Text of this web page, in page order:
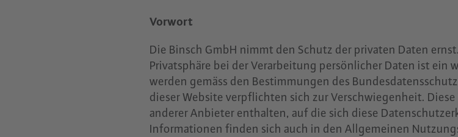
Vorwort
Die Binsch GmbH nimmt den Schutz der privaten Daten
Privatsphäre bei der Verarbeitung persönlicher Daten ist ein
werden gemäss den Bestimmungen des
dieser Website verpflichten sich zur Verschwiegenheit.
anderer Anbieter enthalten, auf die sich diese
Informationen finden sich auch in den Allgemeinen